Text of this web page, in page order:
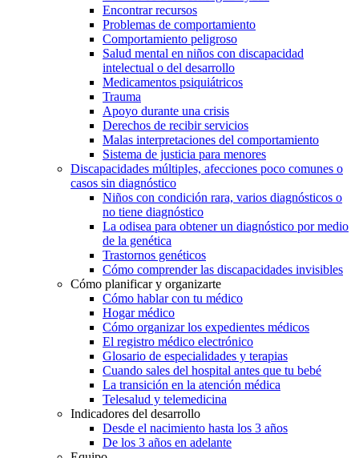
Encontrar recursos
Problemas de comportamiento
Comportamiento peligroso
Salud mental en niños con discapacidad
intelectual o del desarrollo
Medicamentos psiquiátricos
Trauma
Apoyo durante una crisis
Derechos de recibir servicios
Malas interpretaciones del comportamiento
Sistema de justicia para menores
Discapacidades múltiples, afecciones poco comunes o
casos sin diagnóstico
Niños con condición rara, varios diagnósticos o
no tiene diagnóstico
La odisea para obtener un diagnóstico por medio
de la genética
Trastornos genéticos
Cómo comprender las discapacidades invisibles
Cómo planificar y organizarte
Cómo hablar con tu médico
Hogar médico
Cómo organizar los expedientes médicos
El registro médico electrónico
Glosario de especialidades y terapias
Cuando sales del hospital antes que tu bebé
La transición en la atención médica
Telesalud y telemedicina
Indicadores del desarrollo
Desde el nacimiento hasta los 3 años
De los 3 años en adelante